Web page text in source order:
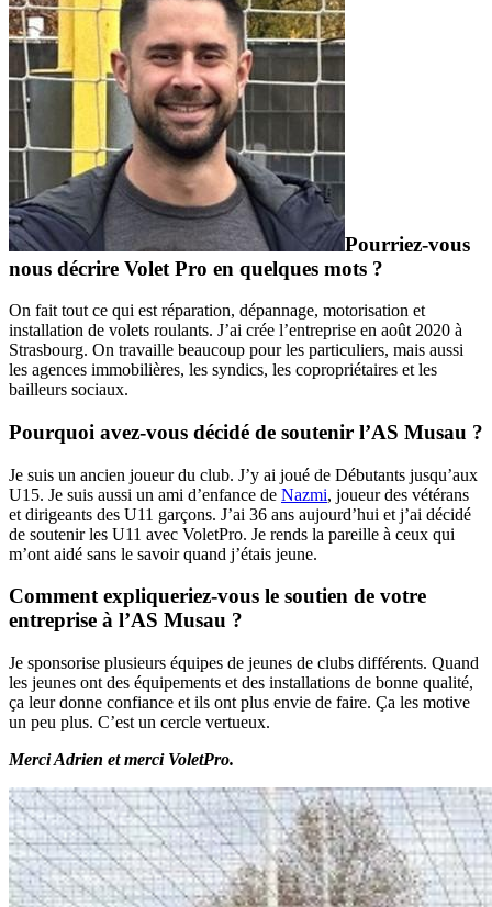
Pourriez-vous
nous décrire Volet Pro en quelques mots ?
On fait tout ce qui est réparation, dépannage, motorisation et
installation de volets roulants. J’ai crée l’entreprise en août 2020 à
Strasbourg. On travaille beaucoup pour les particuliers, mais aussi
les agences immobilières, les syndics, les copropriétaires et les
bailleurs sociaux.
Pourquoi avez-vous décidé de soutenir l’AS Musau ?
Je suis un ancien joueur du club. J’y ai joué de Débutants jusqu’aux
U15. Je suis aussi un ami d’enfance de Nazmi, joueur des vétérans
et dirigeants des U11 garçons. J’ai 36 ans aujourd’hui et j’ai décidé
de soutenir les U11 avec VoletPro. Je rends la pareille à ceux qui
m’ont aidé sans le savoir quand j’étais jeune.
Comment expliqueriez-vous le soutien de votre
entreprise à l’AS Musau ?
Je sponsorise plusieurs équipes de jeunes de clubs différents. Quand
les jeunes ont des équipements et des installations de bonne qualité,
ça leur donne confiance et ils ont plus envie de faire. Ça les motive
un peu plus. C’est un cercle vertueux.
Merci Adrien et merci VoletPro.